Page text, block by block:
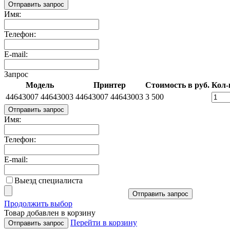
Отправить запрос
Имя:
Телефон:
E-mail:
Запрос
Модель
Принтер Стоимость в руб. Кол-
44643007 44643003 44643007 44643003 3 500
Отправить запрос
Имя:
Телефон:
E-mail:
Выезд специалиста
Отправить запрос
Продолжить выбор
Товар добавлен в корзину
Отправить запрос
Перейти в корзину